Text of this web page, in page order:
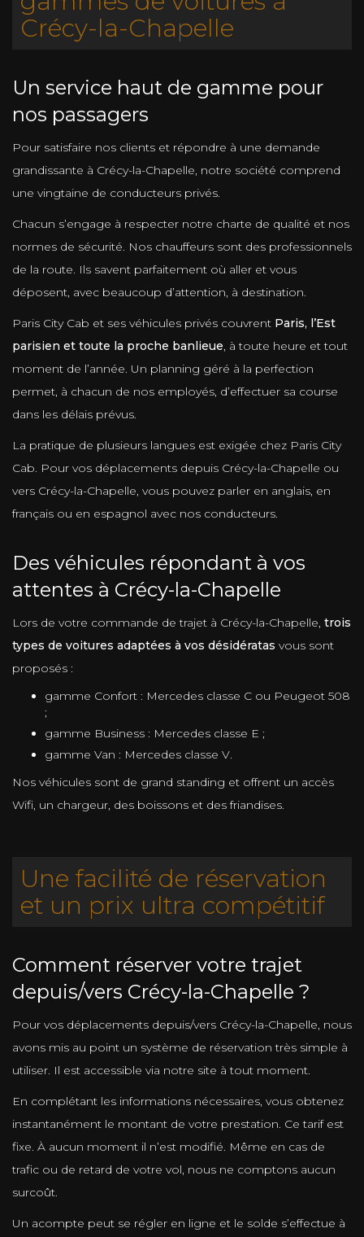
Crécy-la-Chapelle
Un service haut de gamme pour
nos passagers
Pour satisfaire nos clients et répondre à une demande
grandissante à Crécy-la-Chapelle, notre société comprend
une vingtaine de conducteurs privés.
Chacun s’engage à respecter notre charte de qualité et nos
normes de sécurité. Nos chauffeurs sont des professionnels
de la route. Ils savent parfaitement où aller et vous
déposent, avec beaucoup d’attention, à destination.
Paris City Cab et ses véhicules privés couvrent Paris, l’Est
parisien et toute la proche banlieue, à toute heure et tout
moment de l’année. Un planning géré à la perfection
permet, à chacun de nos employés, d’effectuer sa course
dans les délais prévus.
La pratique de plusieurs langues est exigée chez Paris City
Cab. Pour vos déplacements depuis Crécy-la-Chapelle ou
vers Crécy-la-Chapelle, vous pouvez parler en anglais, en
français ou en espagnol avec nos conducteurs.
Des véhicules répondant à vos
attentes à Crécy-la-Chapelle
Lors de votre commande de trajet à Crécy-la-Chapelle, trois
types de voitures adaptées à vos désidératas vous sont
proposés :
gamme Confort : Mercedes classe C ou Peugeot 508
;
gamme Business : Mercedes classe E ;
gamme Van : Mercedes classe V.
Nos véhicules sont de grand standing et offrent un accès
Wifi, un chargeur, des boissons et des friandises.
Une facilité de réservation
et un prix ultra compétitif
Comment réserver votre trajet
depuis/vers Crécy-la-Chapelle ?
Pour vos déplacements depuis/vers Crécy-la-Chapelle, nous
avons mis au point un système de réservation très simple à
utiliser. Il est accessible via notre site à tout moment.
En complétant les informations nécessaires, vous obtenez
instantanément le montant de votre prestation. Ce tarif est
fixe. À aucun moment il n’est modifié. Même en cas de
trafic ou de retard de votre vol, nous ne comptons aucun
surcoût.
Un acompte peut se régler en ligne et le solde s’effectue à